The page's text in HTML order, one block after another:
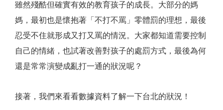
雖然殘酷但確實有效的教育孩子的成長。大部分的媽
媽，最初也是懷抱著「不打不罵」零體罰的理想，最後
忍受不住就形成又打又罵的情況。大家都知道需要控制
自己的情緒，也試著改善對孩子的處罰方式，最後為何
還是常常演變成亂打一通的狀況呢？
接著，我們來看看數據資料了解一下台北的狀況！